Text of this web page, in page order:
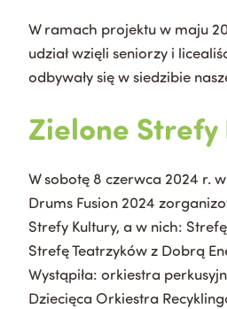
W ramach projektu w maju
udział wzięli seniorzy i
odbywały się w siedzibie
Zielone
W sobotę 8 czerwca 2024 r.
Drums Fusion 2024
Strefy Kultury, a w nich:
Strefę Teatrzyków z Dobrą
Wystąpiła: orkiestra
Dziecięca Orkiestra